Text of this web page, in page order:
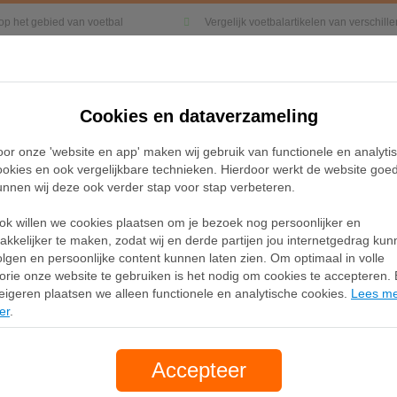
het gebied van voetbal Vergelijk voetbalartikelen van
Kleding Sneakers Accessoires
Dress-Up sneakers voor Dames, Zwart
PUMA Speedcat Ballet
voor Dames, Zwart
Merk:Puma
gratis verzending
Cookies en dataverzameling
onze 'website en app' maken wij gebruik van functionele en
en ook vergelijkbare technieken. Hierdoor werkt de website
wij deze ook verder stap voor stap verbeteren.
willen we cookies plaatsen om je bezoek nog persoonlijker en
te maken, zodat wij en derde partijen jou internetgedrag
en persoonlijke content kunnen laten zien. Om optimaal in volle
onze website te gebruiken is het nodig om cookies te accepteren.
plaatsen we alleen functionele en analytische cookies. Lees
.
Accepteer